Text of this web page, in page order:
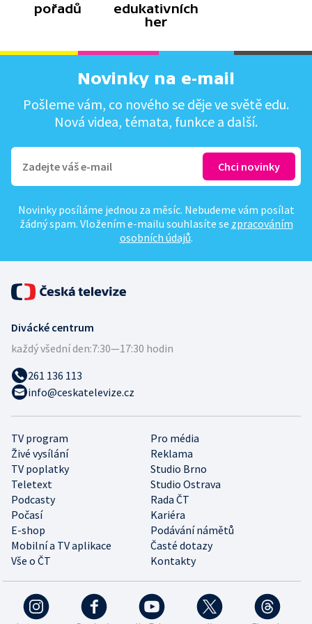
pořadů
edukativních
her
Novinky na e-mail
Pošleme vám, co nového se děje ve světě edu.
Nová videa, témata, funkce a další.
Novinky posíláme jednou za měsíc. Nebudeme vám posílat
žádný spam. Vložením e-mailu souhlasíte se zpracováním
osobních údajů.